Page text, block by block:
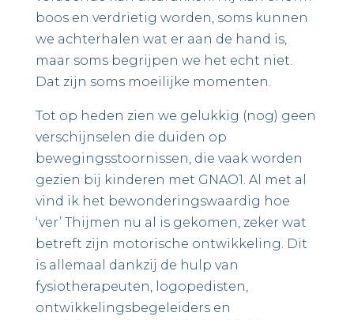
boos en verdrietig worden, soms kunnen
we achterhalen wat er aan de hand is,
maar soms begrijpen we het echt niet.
Dat zijn soms moeilijke momenten.
Tot op heden zien we gelukkig (nog) geen
verschijnselen die duiden op
bewegingsstoornissen, die vaak worden
gezien bij kinderen met GNAO1. Al met al
vind ik het bewonderingswaardig hoe
‘ver’ Thijmen nu al is gekomen, zeker wat
betreft zijn motorische ontwikkeling. Dit
is allemaal dankzij de hulp van
fysiotherapeuten, logopedisten,
ontwikkelingsbegeleiders en